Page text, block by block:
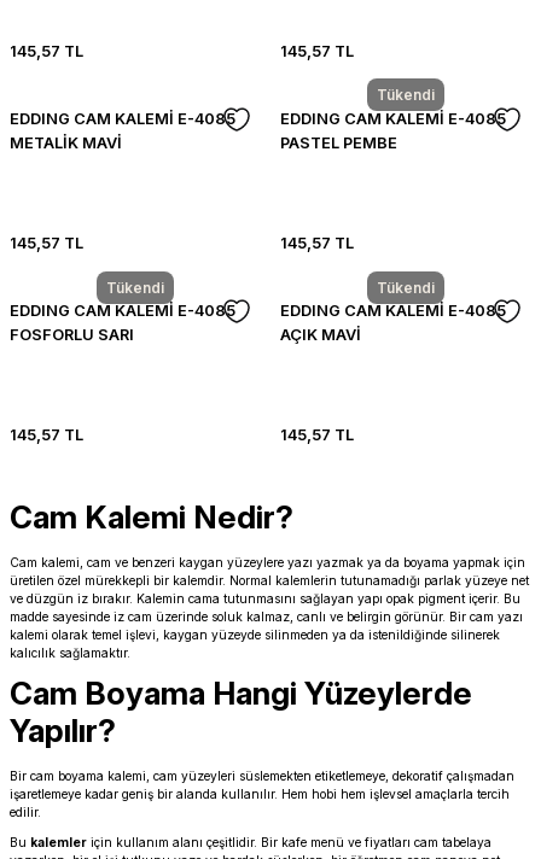
145,57 TL 145,57 TL
EDDING CAM KALEMİ E-4085
METALİK MAVİ
145,57 TL
Tükendi
EDDING CAM KALEMİ E-4085
PASTEL PEMBE
145,57 TL
Tükendi
EDDING CAM KALEMİ E-4085
FOSFORLU SARI
145,57 TL
Tükendi
EDDING CAM KALEMİ E-4085
AÇIK MAVİ
145,57 TL
Cam Kalemi Nedir?
Cam kalemi, cam ve benzeri kaygan yüzeylere yazı yazmak ya da boyama yapmak için
üretilen özel mürekkepli bir kalemdir. Normal kalemlerin tutunamadığı parlak yüzeye net
ve düzgün iz bırakır. Kalemin cama tutunmasını sağlayan yapı opak pigment içerir. Bu
madde sayesinde iz cam üzerinde soluk kalmaz, canlı ve belirgin görünür. Bir cam yazı
kalemi olarak temel işlevi, kaygan yüzeyde silinmeden ya da istenildiğinde silinerek
kalıcılık sağlamaktır.
Cam Boyama Hangi Yüzeylerde
Yapılır?
Bir cam boyama kalemi, cam yüzeyleri süslemekten etiketlemeye, dekoratif çalışmadan
işaretlemeye kadar geniş bir alanda kullanılır. Hem hobi hem işlevsel amaçlarla tercih
edilir.
Bu kalemler için kullanım alanı çeşitlidir. Bir kafe menü ve fiyatları cam tabelaya